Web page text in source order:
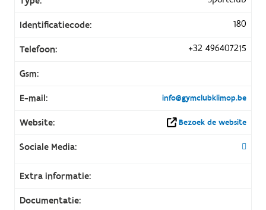
Identificatiecode: 180
Telefoon: +32 496407215
Gsm:
E-mail: info@gymclubklimop.be
Website: Bezoek de website
Sociale Media:
Extra informatie:
Documentatie: